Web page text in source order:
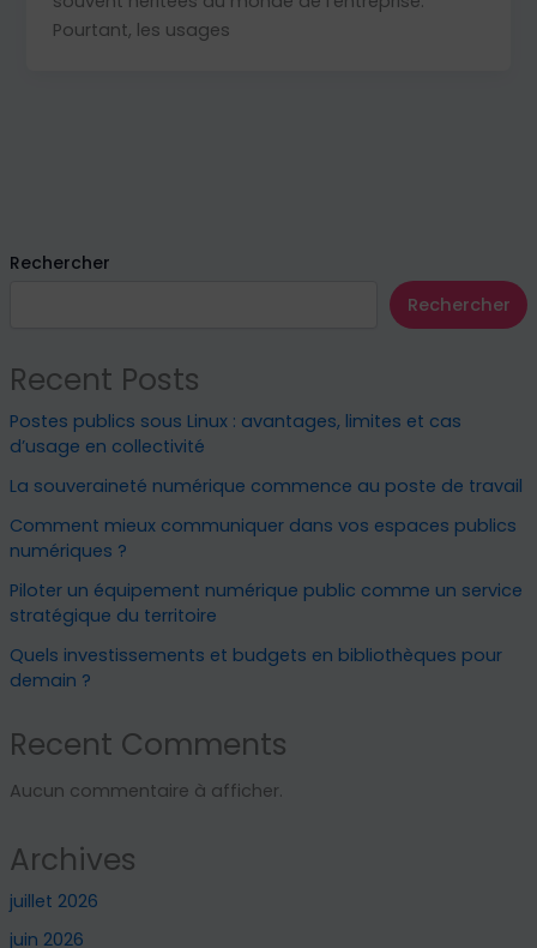
Rechercher
Rechercher
Recent Posts
Postes publics sous Linux : avantages, limites et cas
d’usage en collectivité
La souveraineté numérique commence au poste de travail
Comment mieux communiquer dans vos espaces publics
numériques ?
Piloter un équipement numérique public comme un service
stratégique du territoire
Quels investissements et budgets en bibliothèques pour
demain ?
Recent Comments
Aucun commentaire à afficher.
Archives
juillet 2026
juin 2026
Pourtant, les usages